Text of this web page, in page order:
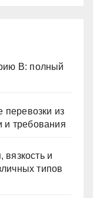
В: полный
из
и требования
и
типов